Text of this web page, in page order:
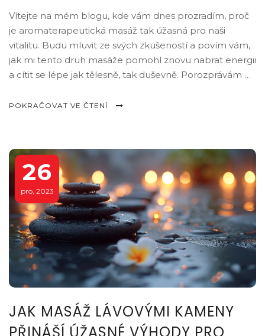
Vítejte na mém blogu, kde vám dnes prozradím, proč
je aromaterapeutická masáž tak úžasná pro naši
vitalitu. Budu mluvit ze svých zkušeností a povím vám,
jak mi tento druh masáže pomohl znovu nabrat energii
a cítit se lépe jak tělesně, tak duševně. Porozprávám o
zvolené mohou podpořit náš imunitní systém a zlepšit
Zveme vás, abyste objevili s námi klíč k obnově vaší
energie a vitality.
POKRAČOVAT VE ČTENÍ
26
pro, 2023
JAK MASÁŽ LÁVOVÝMI KAMENY
PŘINÁŠÍ ÚŽASNÉ VÝHODY PRO